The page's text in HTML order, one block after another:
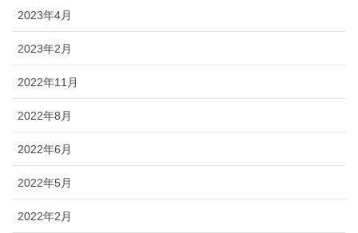
2023年4月
2023年2月
2022年11月
2022年8月
2022年6月
2022年5月
2022年2月